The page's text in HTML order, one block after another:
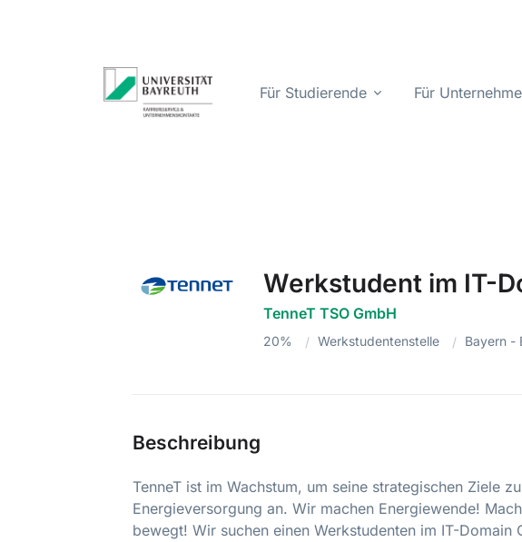
Für Studierende Für
Werkstudent im IT-
TenneT TSO GmbH
20% Werkstudentenstelle Bayern -
Beschreibung
TenneT ist im Wachstum, um seine strategischen Ziele
Energieversorgung an. Wir machen Energiewende!
bewegt! Wir suchen einen Werkstudenten im IT-